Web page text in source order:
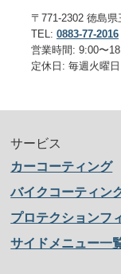
〒771-2302 徳島県
TEL: 0883-77-2016
営業時間: 9:00〜
定休日: 毎週火曜
サービス
カーコーティング
バイクコーティン
プロテクションフ
サイドメニュー一